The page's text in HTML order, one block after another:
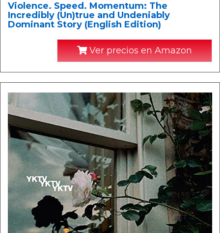
Violence. Speed. Momentum: The
Incredibly (Un)true and Undeniably
Dominant Story (English Edition)
Ver precios en Amazon